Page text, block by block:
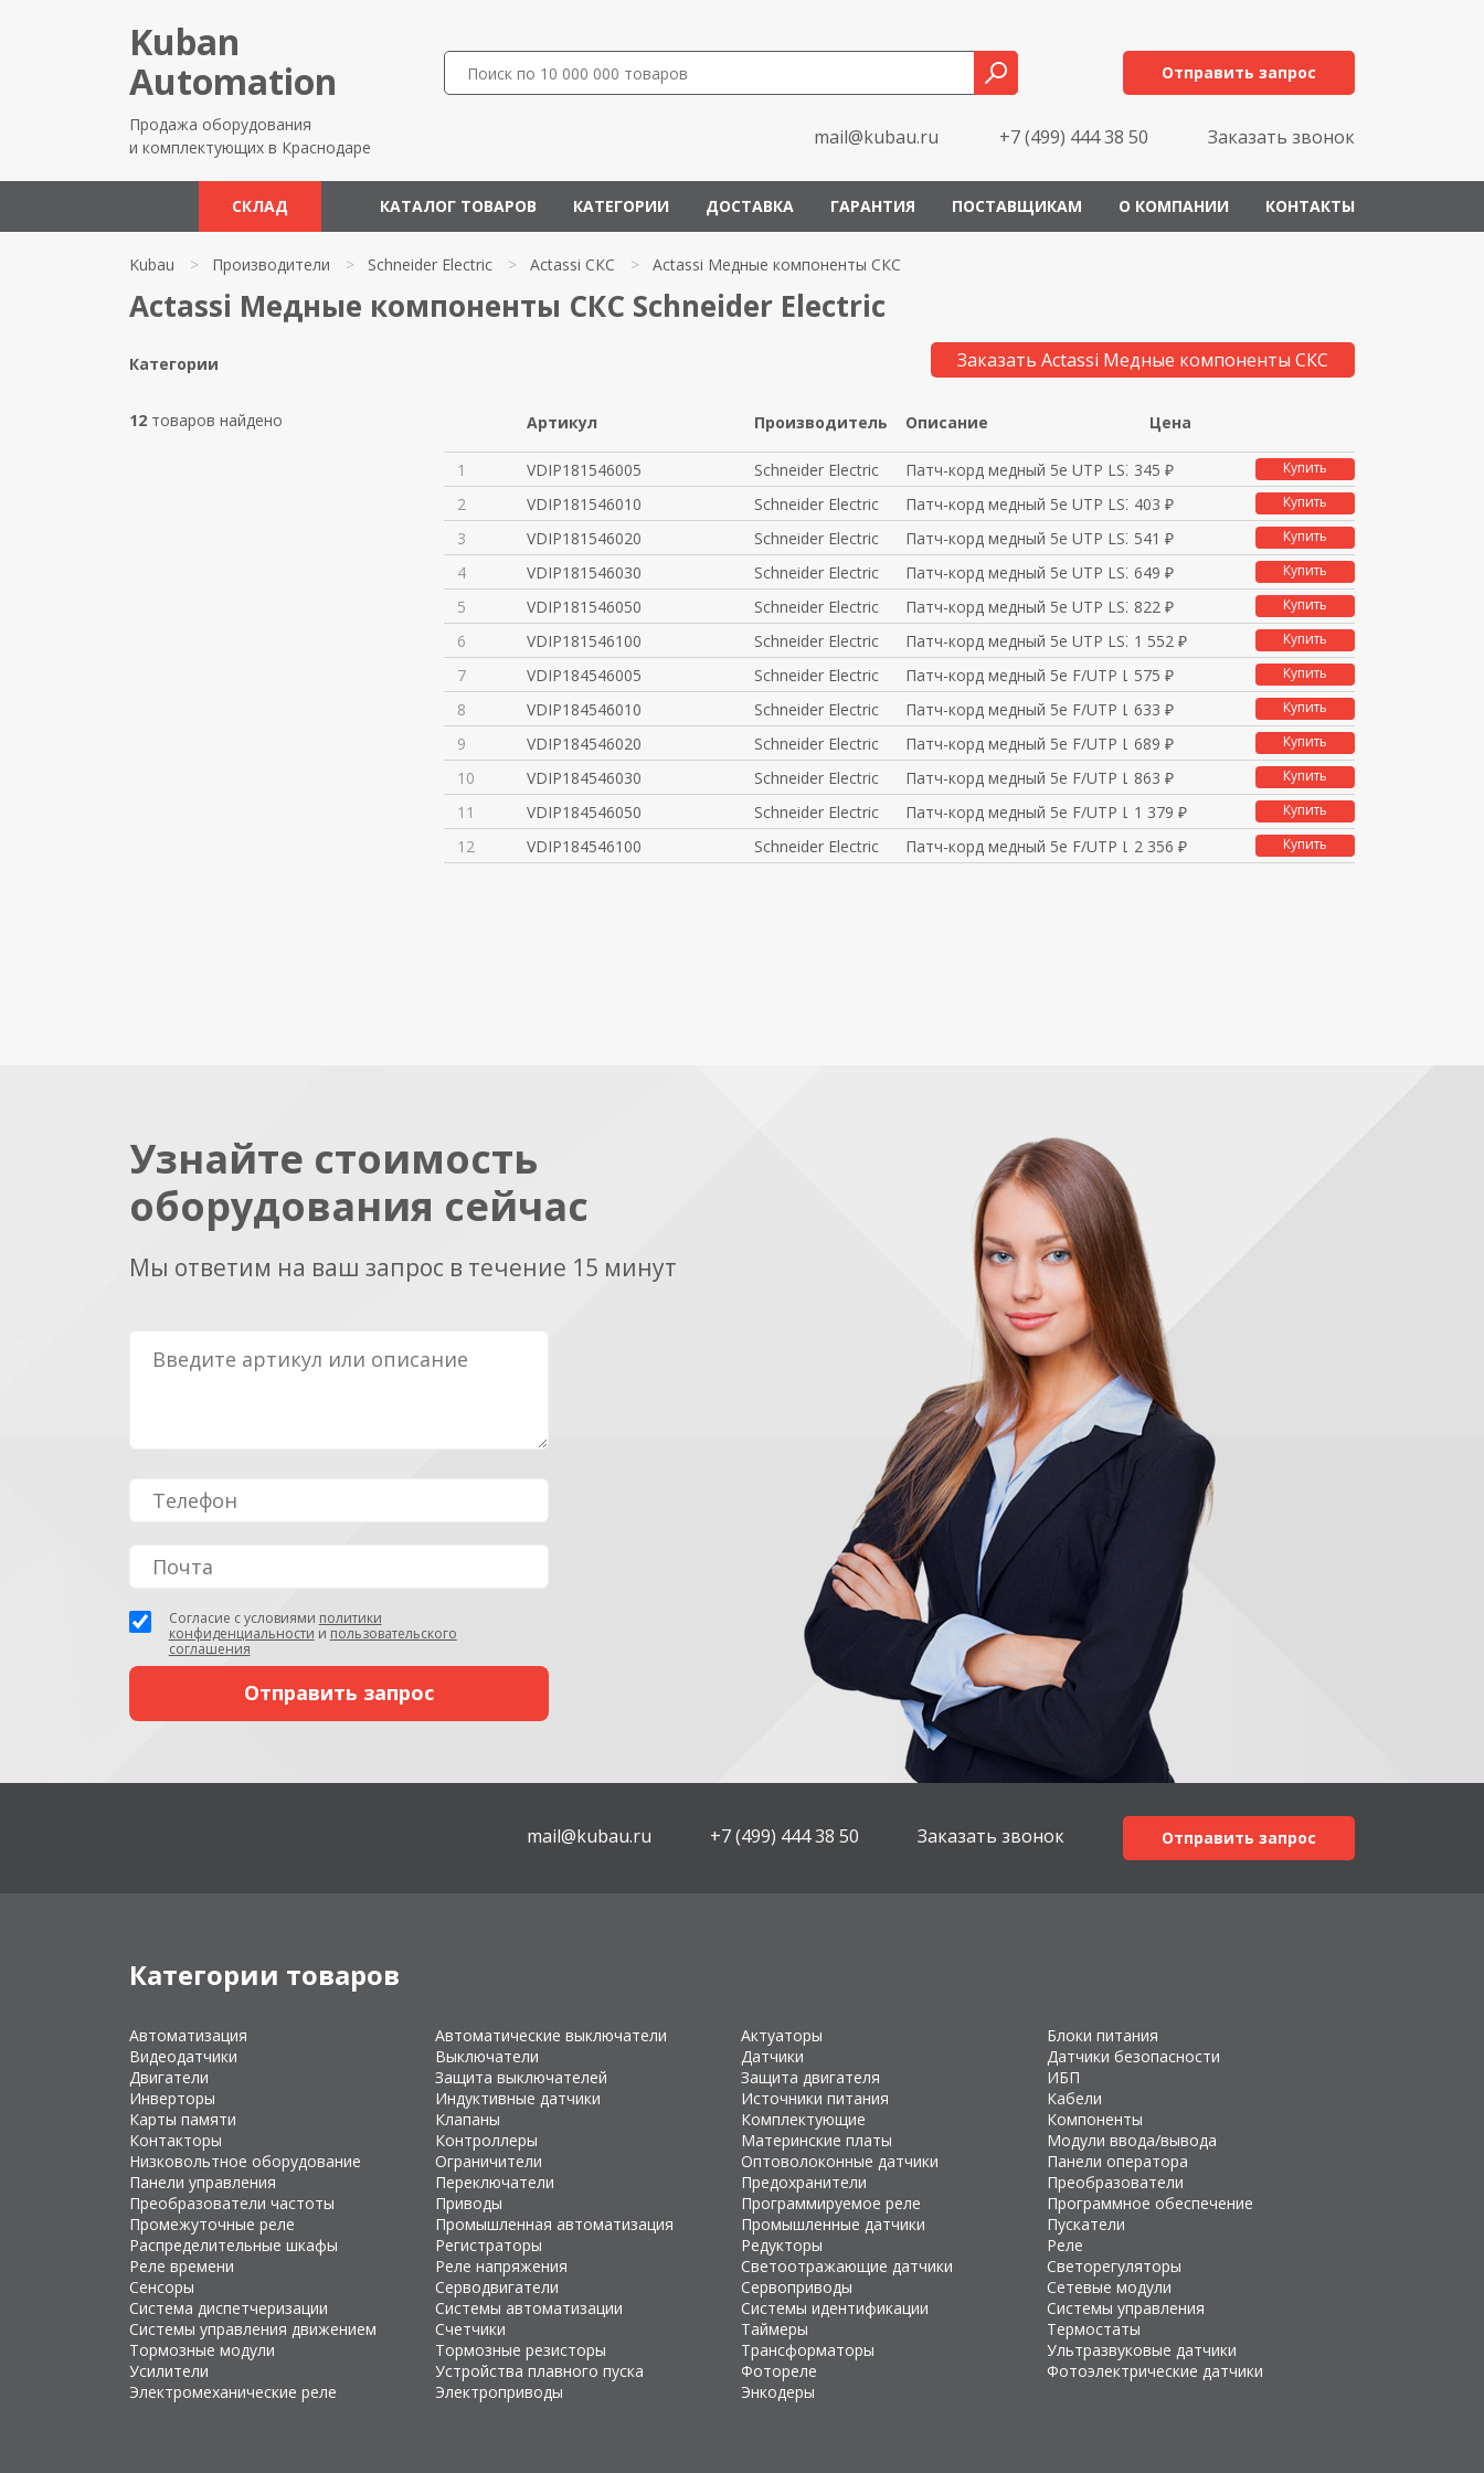
Kuban
Automation
Продажа оборудования
и комплектующих в Краснодаре
Отправить запрос
mail@kubau.ru +7 (499) 444 38 50 Заказать звонок
СКЛАД КАТАЛОГ ТОВАРОВ КАТЕГОРИИ ДОСТАВКА ГАРАНТИЯ ПОСТАВЩИКАМ О КОМПАНИИ КОНТАКТЫ
Kubau > Производители > Schneider Electric > Actassi СКС > Actassi Медные компоненты СКС
Actassi Медные компоненты СКС Schneider Electric
Категории
12 товаров найдено
Заказать Actassi Медные компоненты СКС
Артикул Производитель Описание Цена
1 VDIP181546005 Schneider Electric Патч-корд медный 5е UTP LSZH 0
345 ₽ Купить
2 VDIP181546010 Schneider Electric Патч-корд медный 5е UTP LSZH 1
403 ₽ Купить
3 VDIP181546020 Schneider Electric Патч-корд медный 5е UTP LSZH 2
541 ₽ Купить
4 VDIP181546030 Schneider Electric Патч-корд медный 5е UTP LSZH 3
649 ₽ Купить
5 VDIP181546050 Schneider Electric Патч-корд медный 5е UTP LSZH 5
822 ₽ Купить
6 VDIP181546100 Schneider Electric Патч-корд медный 5е UTP LSZH 11 552 ₽ Купить
7 VDIP184546005 Schneider Electric Патч-корд медный 5е F/UTP LSZH
575 ₽ Купить
8 VDIP184546010 Schneider Electric Патч-корд медный 5е F/UTP LSZH
633 ₽ Купить
9 VDIP184546020 Schneider Electric Патч-корд медный 5е F/UTP LSZH
689 ₽ Купить
10 VDIP184546030 Schneider Electric Патч-корд медный 5е F/UTP LSZH
863 ₽ Купить
11 VDIP184546050 Schneider Electric Патч-корд медный 5е F/UTP LSZH1 379 ₽ Купить
12 VDIP184546100 Schneider Electric Патч-корд медный 5е F/UTP LSZH2 356 ₽ Купить
Узнайте стоимость
оборудования сейчас
Мы ответим на ваш запрос в течение 15 минут
Согласие с условиями политики
конфиденциальности и пользовательского
соглашения
mail@kubau.ru +7 (499) 444 38 50 Заказать звонок Отправить запрос
Категории товаров
Автоматизация Автоматические выключатели Актуаторы
Блоки питания
Видеодатчики
Выключатели Датчики
Датчики безопасности
Двигатели
Защита выключателей Защита двигателя
ИБП
Инверторы
Индуктивные датчики Источники питания
Кабели
Карты памяти
Клапаны Комплектующие
Компоненты
Контакторы
Контроллеры Материнские платы
Модули ввода/вывода
Низковольтное оборудование
Ограничители Оптоволоконные датчики
Панели оператора
Панели управления
Переключатели Предохранители
Преобразователи
Преобразователи частоты
Приводы Программируемое реле
Программное обеспечение
Промежуточные реле
Промышленная автоматизация Промышленные датчики
Пускатели
Распределительные шкафы
Регистраторы Редукторы
Реле
Реле времени
Реле напряжения Светоотражающие датчики
Светорегуляторы
Сенсоры
Серводвигатели Сервоприводы
Сетевые модули
Система диспетчеризации
Системы автоматизации Системы идентификации
Системы управления
Системы управления движением
Счетчики Таймеры
Термостаты
Тормозные модули
Тормозные резисторы Трансформаторы
Ультразвуковые датчики
Усилители
Устройства плавного пуска Фотореле
Фотоэлектрические датчики
Электромеханические реле
Электроприводы Энкодеры